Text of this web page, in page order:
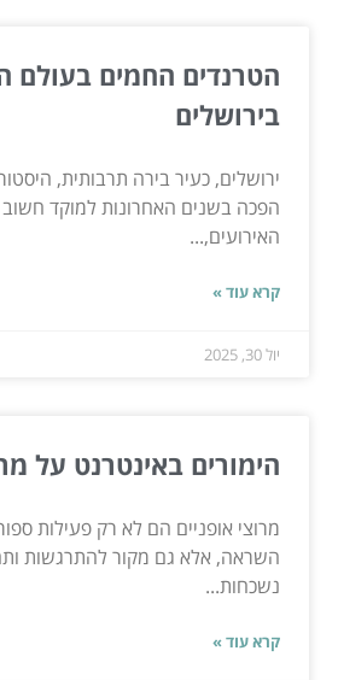
הטרנדים החמים בעולם
בירושלים
ירושלים, כעיר בירה תרבותית,
הפכה בשנים האחרונות למוקד
האירועים,...
קרא עוד »
יול 30, 2025
הימורים באינטרנט על
מרוצי אופניים הם לא רק פעילות
השראה, אלא גם מקור להתרגשות
נשכחות...
קרא עוד »